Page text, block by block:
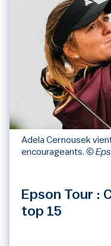
Adela Cernousek
encourageants. ©
Epson Tour :
top 15